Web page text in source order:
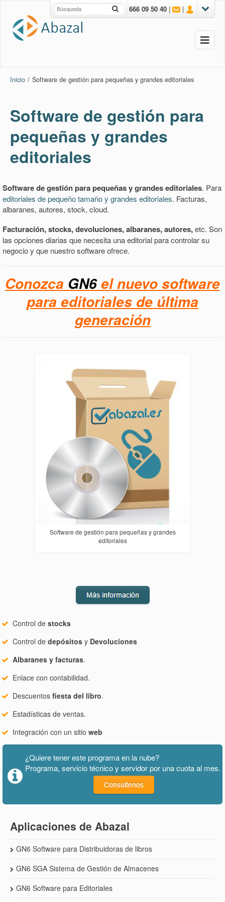
666 09 50 40 | |
Inicio / Software de gestión para pequeñas y grandes editoriales
Software de gestión para
pequeñas y grandes
editoriales
Software de gestión para pequeñas y grandes editoriales. Para
editoriales de pequeño tamaño y grandes editoriales. Facturas,
albaranes, autores, stock, cloud.
Facturación, stocks, devoluciones, albaranes, autores,etc. Son
las opciones diarias que necesita una editorial para controlar su
negocio y que nuestro software ofrece.
Conozca GN6el nuevo software
para editoriales de última
generación
Software de gestión para pequeñas y grandes
editoriales
Control de stocks
Control de depósitos y Devoluciones
Albaranes y facturas.
Enlace con contabilidad.
Descuentos fiesta del libro.
Estadísticas de ventas.
Integración con un sitio web
¿Quiere tener este programa en la nube?
Programa, servicio técnico y servidor por una cuota al mes.
Aplicaciones de Abazal
GN6 Software para Distribuidoras de libros
GN6 SGA Sistema de Gestión de Almacenes
GN6 Software para Editoriales